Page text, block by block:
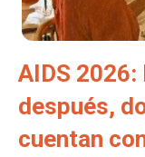
AIDS
después,
cuentan